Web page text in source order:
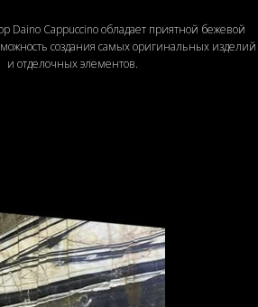
Daino Cappuccino обладает приятной бежевой
создания самых оригинальных изделий
и отделочных элементов.